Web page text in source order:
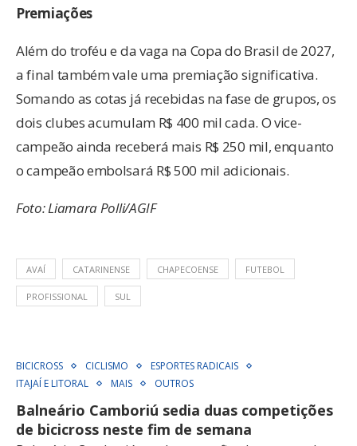
Premiações
Além do troféu e da vaga na Copa do Brasil de 2027,
a final também vale uma premiação significativa.
Somando as cotas já recebidas na fase de grupos, os
dois clubes acumulam R$ 400 mil cada. O vice-
campeão ainda receberá mais R$ 250 mil, enquanto
o campeão embolsará R$ 500 mil adicionais.
Foto: Liamara Polli/AGIF
AVAÍ CATARINENSE CHAPECOENSE FUTEBOL
PROFISSIONAL SUL
BICICROSS CICLISMO
ESPORTES RADICAIS
ITAJAÍ E LITORAL
MAIS OUTROS
Balneário Camboriú sedia duas competições
de bicicross neste fim de semana